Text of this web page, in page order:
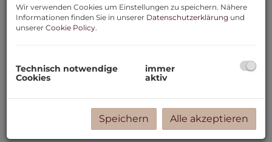
-
Wir verwenden Cookies um Einstellungen zu speichern. Nähere
Informationen finden Sie in unserer Datenschutzerklärung und
unserer Cookie Policy.
Technisch notwendige
Cookies
immer
aktiv
Speichern Alle akzeptieren